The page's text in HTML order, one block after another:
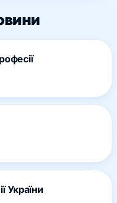
України